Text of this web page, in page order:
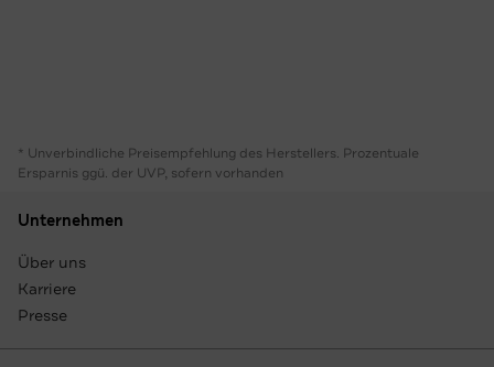
* Unverbindliche Preisempfehlung des Herstellers. Prozentuale
Ersparnis ggü. der UVP, sofern vorhanden
Unternehmen
Über uns
Karriere
Presse